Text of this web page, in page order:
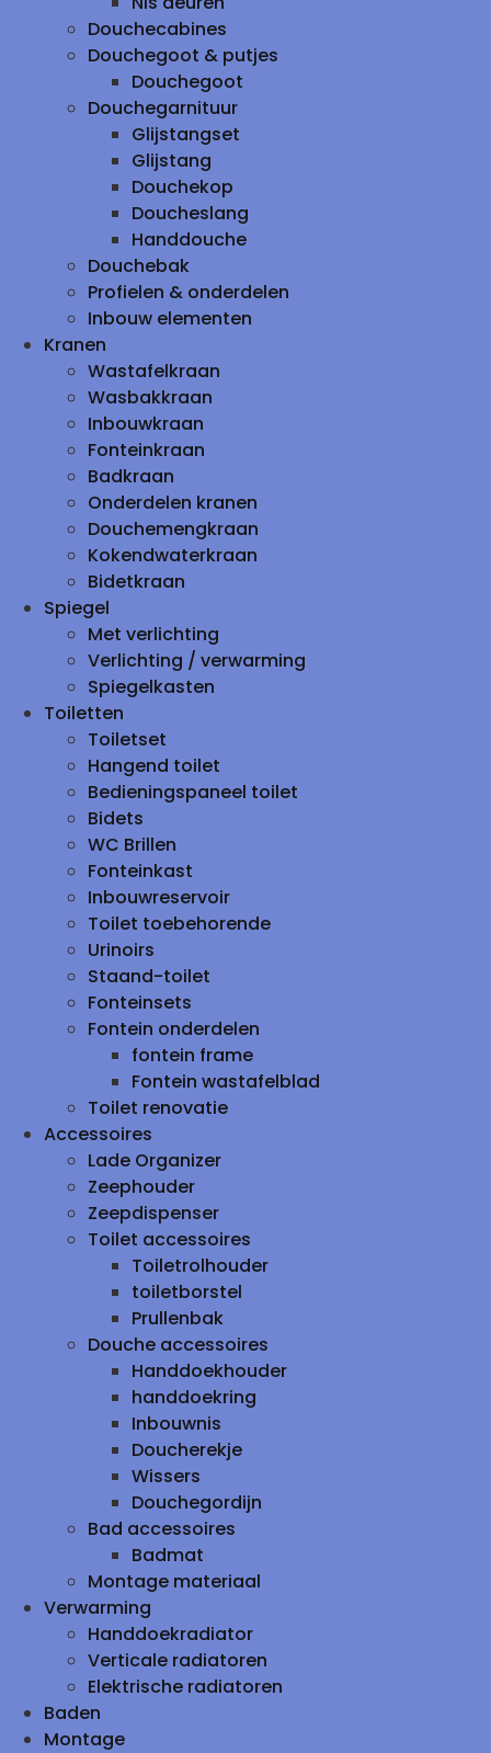
Douchecabines
Douchegoot & putjes
Douchegoot
Douchegarnituur
Glijstangset
Glijstang
Douchekop
Doucheslang
Handdouche
Douchebak
Profielen & onderdelen
Inbouw elementen
Kranen
Wastafelkraan
Wasbakkraan
Inbouwkraan
Fonteinkraan
Badkraan
Onderdelen kranen
Douchemengkraan
Kokendwaterkraan
Bidetkraan
Spiegel
Met verlichting
Verlichting / verwarming
Spiegelkasten
Toiletten
Toiletset
Hangend toilet
Bedieningspaneel toilet
Bidets
WC Brillen
Fonteinkast
Inbouwreservoir
Toilet toebehorende
Urinoirs
Staand-toilet
Fonteinsets
Fontein onderdelen
fontein frame
Fontein wastafelblad
Toilet renovatie
Accessoires
Lade Organizer
Zeephouder
Zeepdispenser
Toilet accessoires
Toiletrolhouder
toiletborstel
Prullenbak
Douche accessoires
Handdoekhouder
handdoekring
Inbouwnis
Doucherekje
Wissers
Douchegordijn
Bad accessoires
Badmat
Montage materiaal
Verwarming
Handdoekradiator
Verticale radiatoren
Elektrische radiatoren
Baden
Montage